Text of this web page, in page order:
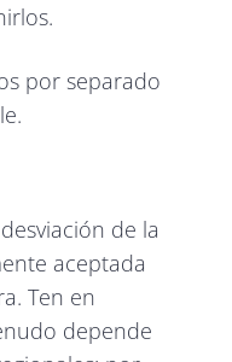
por separado
desviación de la
aceptada
Ten en
depende